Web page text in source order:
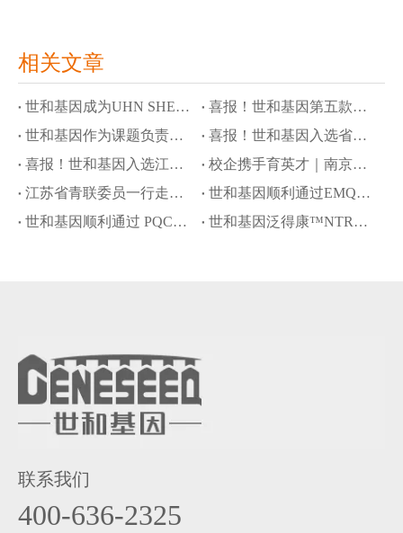
相关文章
世和基因成为UHN SHERLOCK研究首个商业基因检测合作伙伴
喜报！世和基因第五款产品进入创新医疗器械通道
世和基因作为课题负责单位参与国家科技重大专项，攻关隐匿性肿瘤液体活检
喜报！世和基因入选省级高质量数据集建设先行先试项目
喜报！世和基因入选江苏省工信领域行业高质量数据集建设先行先试名单
校企携手育英才｜南京大学奖学金颁奖仪式暨世和基因企业开放日
江苏省青联委员一行走访世和基因
世和基因顺利通过EMQN四项室间质评
世和基因顺利通过 PQCC 胃癌 Claudin 18.2 免疫组化判读能力验证
世和基因泛得康™NTRK试剂盒再获批瑞普替尼伴随诊断
联系我们
400-636-2325